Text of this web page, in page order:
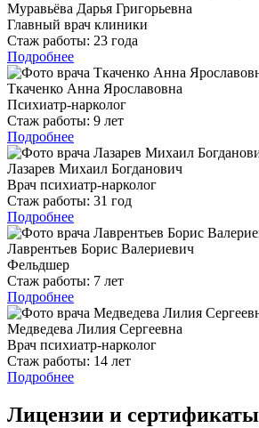
Муравьёва Дарья Григорьевна
Главный врач клиники
Стаж работы: 23 года
Подробнее
Ткаченко Анна Ярославовна
Психиатр-нарколог
Стаж работы: 9 лет
Подробнее
Лазарев Михаил Богданович
Врач психиатр-нарколог
Стаж работы: 31 год
Подробнее
Лаврентьев Борис Валериевич
Фельдшер
Стаж работы: 7 лет
Подробнее
Медведева Лилия Сергеевна
Врач психиатр-нарколог
Стаж работы: 14 лет
Подробнее
Лицензии и сертификаты